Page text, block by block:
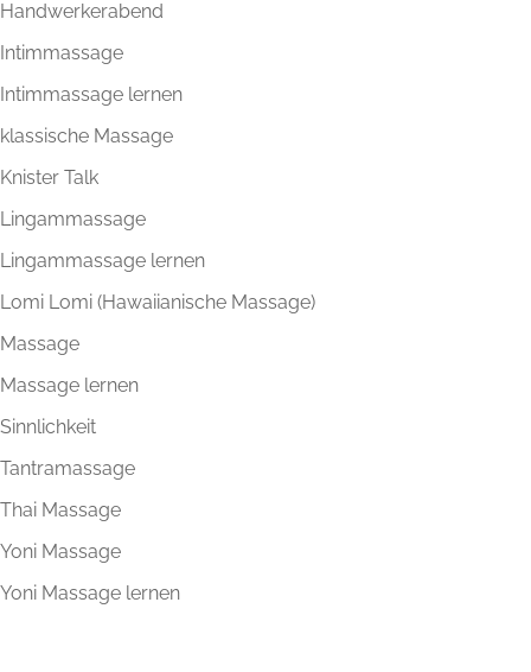
Handwerkerabend
Intimmassage
Intimmassage lernen
klassische Massage
Knister Talk
Lingammassage
Lingammassage lernen
Lomi Lomi (Hawaiianische Massage)
Massage
Massage lernen
Sinnlichkeit
Tantramassage
Thai Massage
Yoni Massage
Yoni Massage lernen